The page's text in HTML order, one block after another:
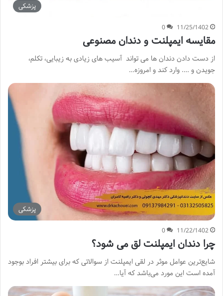
پزشکی
11/25/1402
0
مقایسه ایمپلنت و دندان مصنوعی
از دست دادن دندان ها می تواند آسیب های زیادی به زیبایی، تکلم،
جویدن و …. وارد کند و امروزه…
پزشکی
11/22/1402
0
چرا دندان ایمپلنت لق می شود؟
شایع‌ترین عوامل موثر در لقی ایمپلنت از سوالاتی که برای بیشتر افراد بوجود
آمده است این مورد می‌باشد که آیا…